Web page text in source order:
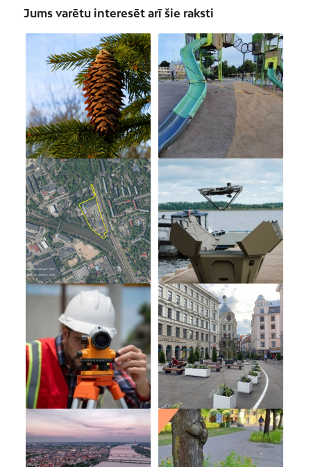
Jums varētu interesēt arī šie raksti